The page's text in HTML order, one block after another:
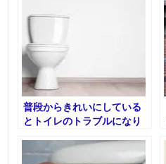
普段からきれいにしている
とトイレのトラブルになり